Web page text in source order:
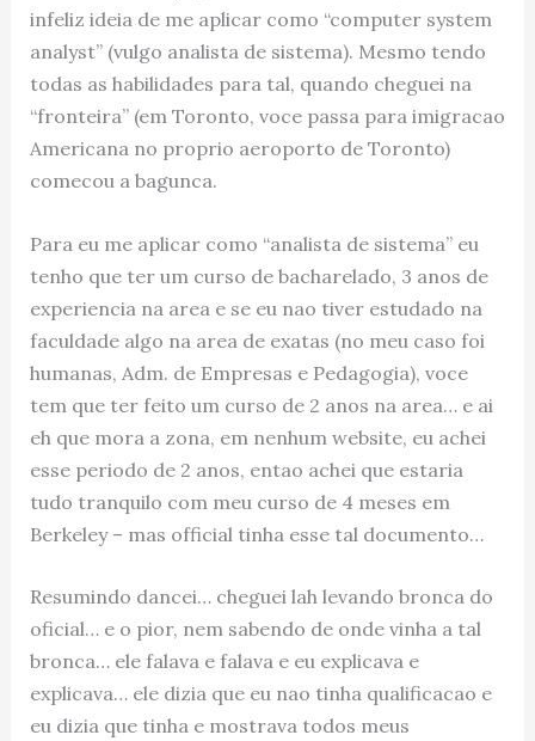
infeliz ideia de me aplicar como “computer system
analyst” (vulgo analista de sistema). Mesmo tendo
todas as habilidades para tal, quando cheguei na
“fronteira” (em Toronto, voce passa para imigracao
Americana no proprio aeroporto de Toronto)
comecou a bagunca.
Para eu me aplicar como “analista de sistema” eu
tenho que ter um curso de bacharelado, 3 anos de
experiencia na area e se eu nao tiver estudado na
faculdade algo na area de exatas (no meu caso foi
humanas, Adm. de Empresas e Pedagogia), voce
tem que ter feito um curso de 2 anos na area… e ai
eh que mora a zona, em nenhum website, eu achei
esse periodo de 2 anos, entao achei que estaria
tudo tranquilo com meu curso de 4 meses em
Berkeley – mas official tinha esse tal documento…
Resumindo dancei… cheguei lah levando bronca do
oficial… e o pior, nem sabendo de onde vinha a tal
bronca… ele falava e falava e eu explicava e
explicava… ele dizia que eu nao tinha qualificacao e
eu dizia que tinha e mostrava todos meus